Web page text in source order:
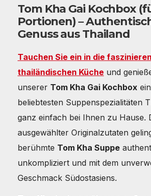
Tom Kha Gai Kochbox
Portionen) –
Genuss aus Thailand
Tauchen Sie ein in die
thailändischen Küche und
unserer Tom Kha Gai Kochbox
beliebtesten Suppenspezialitäten
ganz einfach bei Ihnen zu Hause.
ausgewählter Originalzutaten
berühmte Tom Kha Suppe
unkompliziert und mit dem
Geschmack Südostasiens.